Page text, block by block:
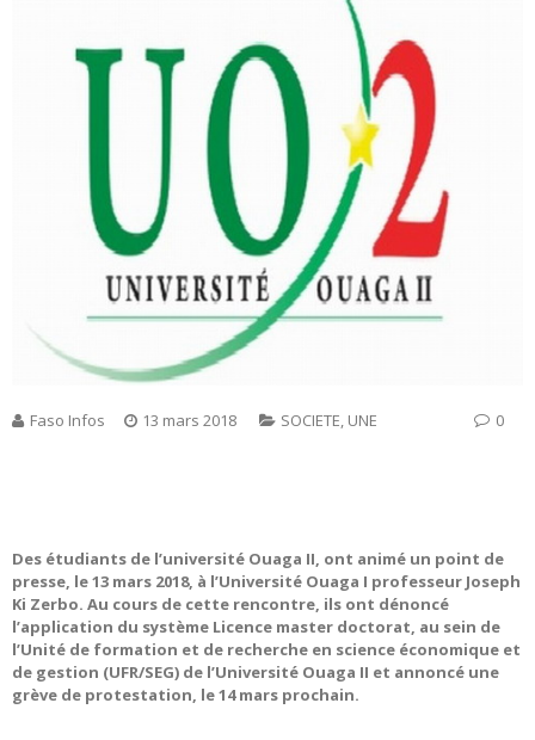
Faso Infos 13 mars 2018 SOCIETE, UNE 0
Des étudiants de l’université Ouaga II, ont animé un point de
presse, le 13 mars 2018, à l’Université Ouaga I professeur Joseph
Ki Zerbo. Au cours de cette rencontre, ils ont dénoncé
l’application du système Licence master doctorat, au sein de
l’Unité de formation et de recherche en science économique et
de gestion (UFR/SEG) de l’Université Ouaga II et annoncé une
grève de protestation, le 14 mars prochain.